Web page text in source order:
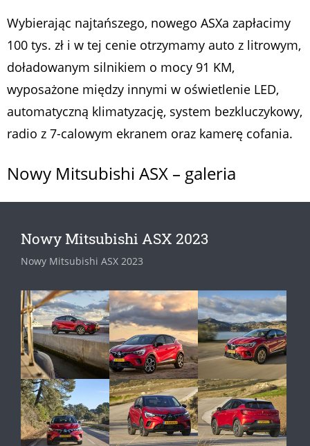
Wybierając najtańszego, nowego ASXa zapłacimy
100 tys. zł i w tej cenie otrzymamy auto z litrowym,
doładowanym silnikiem o mocy 91 KM,
wyposażone między innymi w oświetlenie LED,
automatyczną klimatyzację, system bezkluczykowy,
radio z 7-calowym ekranem oraz kamerę cofania.
Nowy Mitsubishi ASX – galeria
Nowy Mitsubishi ASX 2023
Nowy Mitsubishi ASX 2023